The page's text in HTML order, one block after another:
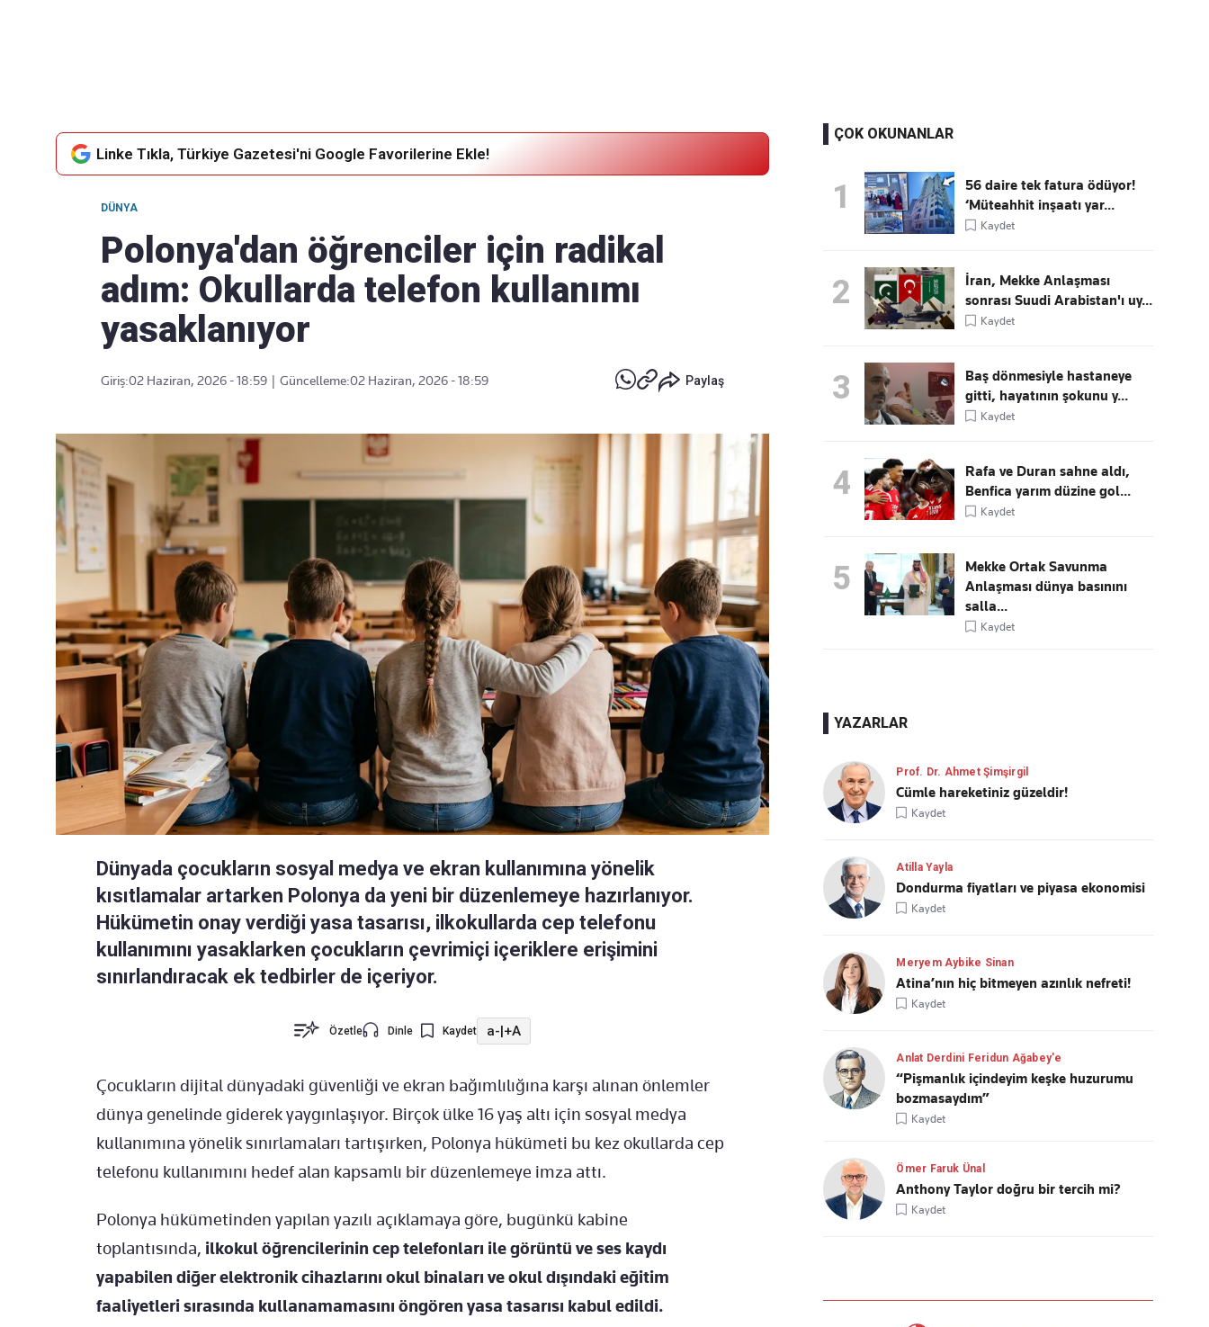
Linke Tıkla, Türkiye Gazetesi'ni Google Favorilerine Ekle!
DÜNYA
Polonya'dan öğrenciler için radikal
adım: Okullarda telefon kullanımı
yasaklanıyor
Giriş:02 Haziran, 2026 - 18:59 Güncelleme:02 Haziran, 2026 - 18:59 Paylaş
Dünyada çocukların sosyal medya ve ekran kullanımına yönelik
kısıtlamalar artarken Polonya da yeni bir düzenlemeye hazırlanıyor.
Hükümetin onay verdiği yasa tasarısı, ilkokullarda cep telefonu
kullanımını yasaklarken çocukların çevrimiçi içeriklere erişimini
sınırlandıracak ek tedbirler de içeriyor.
Özetle Dinle Kaydet a-|+A
Çocukların dijital dünyadaki güvenliği ve ekran bağımlılığına karşı alınan önlemler
dünya genelinde giderek yaygınlaşıyor. Birçok ülke 16 yaş altı için sosyal medya
kullanımına yönelik sınırlamaları tartışırken, Polonya hükümeti bu kez okullarda cep
telefonu kullanımını hedef alan kapsamlı bir düzenlemeye imza attı.
Polonya hükümetinden yapılan yazılı açıklamaya göre, bugünkü kabine
toplantısında, ilkokul öğrencilerinin cep telefonları ile görüntü ve ses kaydı
yapabilen diğer elektronik cihazlarını okul binaları ve okul dışındaki eğitim
faaliyetleri sırasında kullanamamasını öngören yasa tasarısı kabul edildi.
ÇOK OKUNANLAR
1
56 daire tek fatura ödüyor!
‘Müteahhit inşaatı yar...
Kaydet
2
İran, Mekke Anlaşması
sonrası Suudi Arabistan'ı uy...
Kaydet
3
Baş dönmesiyle hastaneye
gitti, hayatının şokunu y...
Kaydet
4
Rafa ve Duran sahne aldı,
Benfica yarım düzine gol...
Kaydet
5
Mekke Ortak Savunma
Anlaşması dünya basınını
salla...
Kaydet
YAZARLAR
Prof. Dr. Ahmet Şimşirgil
Cümle hareketiniz güzeldir!
Kaydet
Atilla Yayla
Dondurma fiyatları ve piyasa ekonomisi
Kaydet
Meryem Aybike Sinan
Atina’nın hiç bitmeyen azınlık nefreti!
Kaydet
Anlat Derdini Feridun Ağabey'e
“Pişmanlık içindeyim keşke huzurumu
bozmasaydım”
Kaydet
Ömer Faruk Ünal
Anthony Taylor doğru bir tercih mi?
Kaydet